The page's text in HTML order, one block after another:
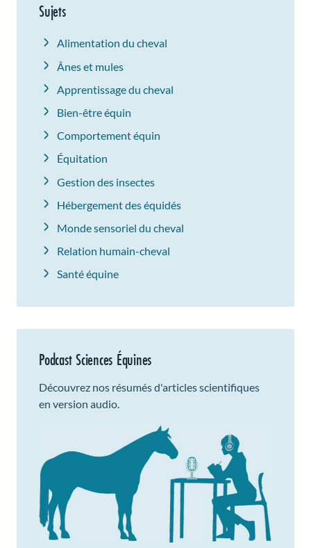
Sujets
Alimentation du cheval
Ânes et mules
Apprentissage du cheval
Bien-être équin
Comportement équin
Équitation
Gestion des insectes
Hébergement des équidés
Monde sensoriel du cheval
Relation humain-cheval
Santé équine
Podcast Sciences Équines
Découvrez nos résumés d'articles scientifiques
en version audio.